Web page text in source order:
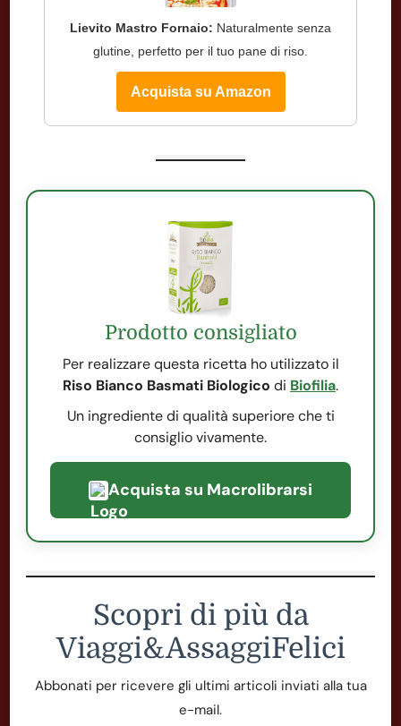
Lievito Mastro Fornaio: Naturalmente senza
glutine, perfetto per il tuo pane di riso.
Acquista su Amazon
Prodotto consigliato
Per realizzare questa ricetta ho utilizzato il
Riso Bianco Basmati Biologico di Biofilia.
Un ingrediente di qualità superiore che ti
consiglio vivamente.
Acquista su Macrolibrarsi
Scopri di più da
Viaggi&AssaggiFelici
Abbonati per ricevere gli ultimi articoli inviati alla tua
e-mail.